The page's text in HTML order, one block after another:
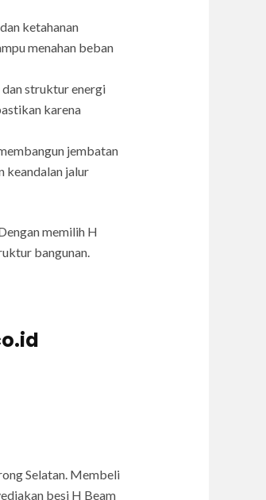
ketahanan
menahan beban
struktur energi
karena
jembatan
keandalan jalur
memilih H
bangunan.
Selatan. Membeli
besi H Beam